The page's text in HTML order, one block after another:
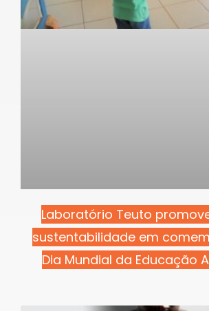
Laboratório Teuto
sustentabilidade em
Dia Mundial da Educação